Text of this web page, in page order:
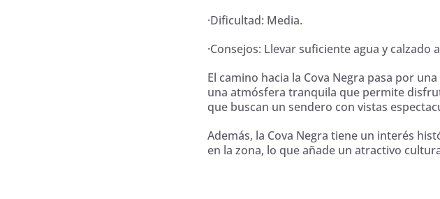
·Dificultad: Media.
·Consejos: Llevar suficiente agua y
El camino hacia la Cova Negra pasa por
una atmósfera tranquila que permite
que buscan un sendero con vistas
Además, la Cova Negra tiene un interés
en la zona, lo que añade un atractivo